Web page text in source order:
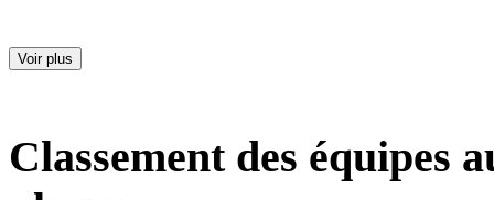
Voir plus
Classement des équipes